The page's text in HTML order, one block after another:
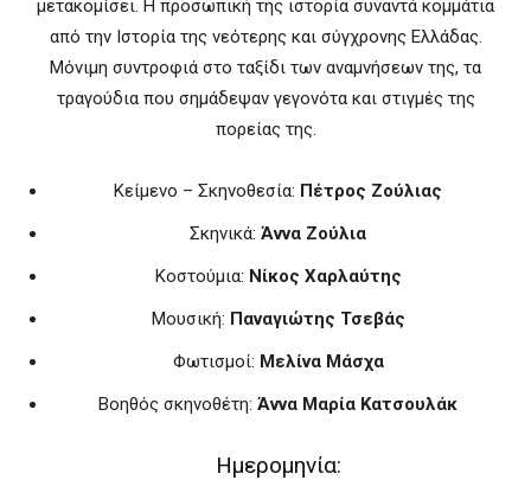
μετακομίσει. Η προσωπική της ιστορία συναντά κομμάτια
από την Iστορία της νεότερης και σύγχρονης Ελλάδας.
Μόνιμη συντροφιά στο ταξίδι των αναμνήσεων της, τα
τραγούδια που σημάδεψαν γεγονότα και στιγμές της
πορείας της.
Κείμενο – Σκηνοθεσία: Πέτρος Ζούλιας
Σκηνικά: Άννα Ζούλια
Κοστούμια: Νίκος Χαρλαύτης
Μουσική: Παναγιώτης Τσεβάς
Φωτισμοί: Μελίνα Μάσχα
Βοηθός σκηνοθέτη: Άννα Μαρία Κατσουλάκ
Ημερομηνία: